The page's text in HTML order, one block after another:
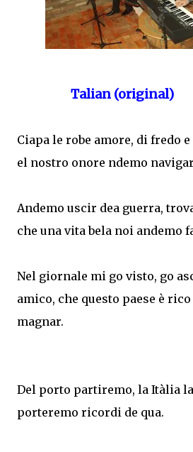
Talian (original)
Ciapa le robe amore, di fredo
el nostro onore ndemo
Andemo uscir dea guerra,
che una vita bela noi andemo
Nel giornale mi go visto, go
amico, che questo paese è
magnar.
Del porto partiremo, la Itàlia
porteremo ricordi de qua.